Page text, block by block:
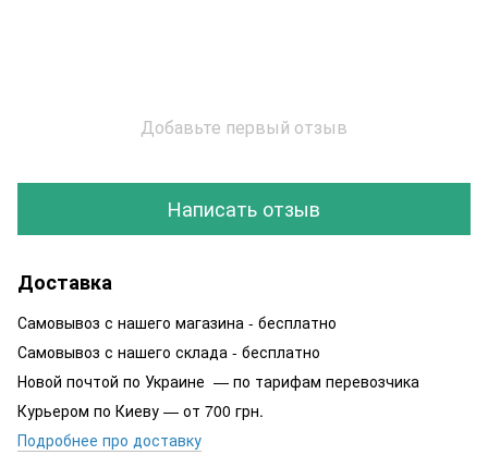
Добавьте первый отзыв
Написать отзыв
Доставка
Самовывоз с нашего магазина - бесплатно
Самовывоз с нашего склада - бесплатно
Новой почтой по Украине — по тарифам перевозчика
Курьером по Киеву — от 700 грн.
Подробнее про доставку